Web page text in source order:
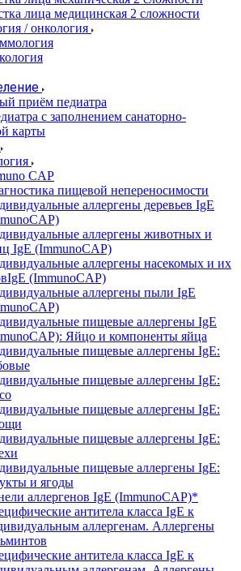
лица медицинская 2 сложности
/ онкология
приём педиатра
с заполнением санаторно-
карты
CAP
пищевой непереносимости
аллергены деревьев IgE
аллергены животных и
IgE (ImmunoCAP)
аллергены насекомых и их
(ImmunoCAP)
аллергены пыли IgE
пищевые аллергены IgE
Яйцо и компоненты яйца
пищевые аллергены IgE:
пищевые аллергены IgE:
пищевые аллергены IgE:
пищевые аллергены IgE:
пищевые аллергены IgE:
и ягоды
аллергенов IgE (ImmunoCAP)*
антитела класса IgE к
аллергенам. Аллергены
антитела класса IgE к